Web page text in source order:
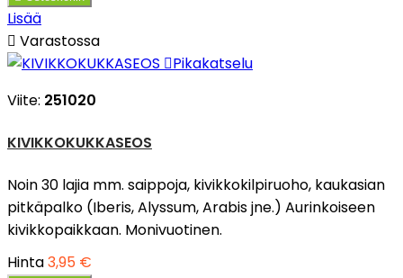
Lisää
 Varastossa
Pikakatselu
Viite: 251020
KIVIKKOKUKKASEOS
Noin 30 lajia mm. saippoja, kivikkokilpiruoho, kaukasian
pitkäpalko (Iberis, Alyssum, Arabis jne.) Aurinkoiseen
kivikkopaikkaan. Monivuotinen.
Hinta3,95 €